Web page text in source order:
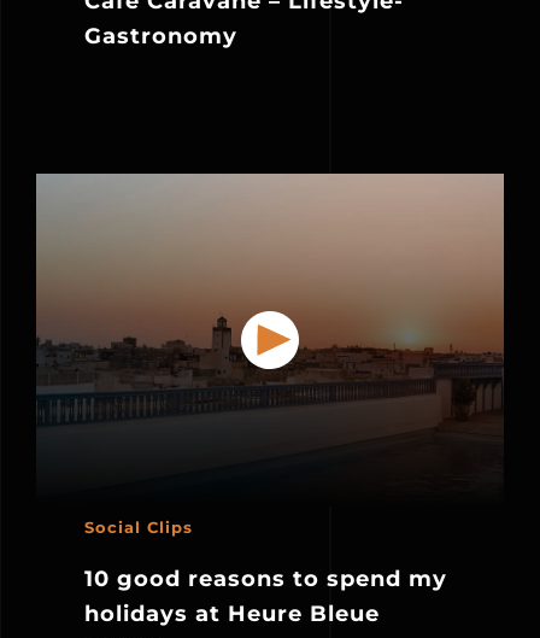
Gastronomy
Social Clips
10 good reasons to spend my
holidays at Heure Bleue